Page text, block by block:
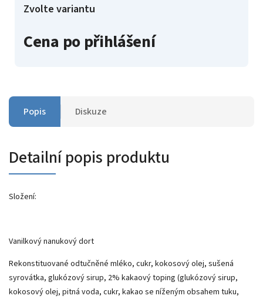
Cena po přihlášení
Zvolte variantu
Popis Diskuze
Detailní popis produktu
Složení:
Vanilkový nanukový dort
Rekonstituované odtučněné mléko, cukr, kokosový olej, sušená
syrovátka, glukózový sirup, 2% kakaový toping (glukózový sirup,
kokosový olej, pitná voda, cukr, kakao se níženým obsahem tuku,